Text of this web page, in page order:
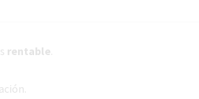
rentable.